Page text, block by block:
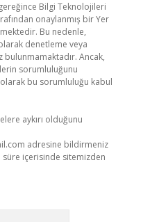
Bilgi Teknolojileri
onaylanmış bir Yer
Bu nedenle,
denetleme veya
bulunmamaktadır. Ancak,
sorumluluğunu
bu sorumluluğu kabul
aykırı olduğunu
adresine bildirmeniz
içerisinde sitemizden